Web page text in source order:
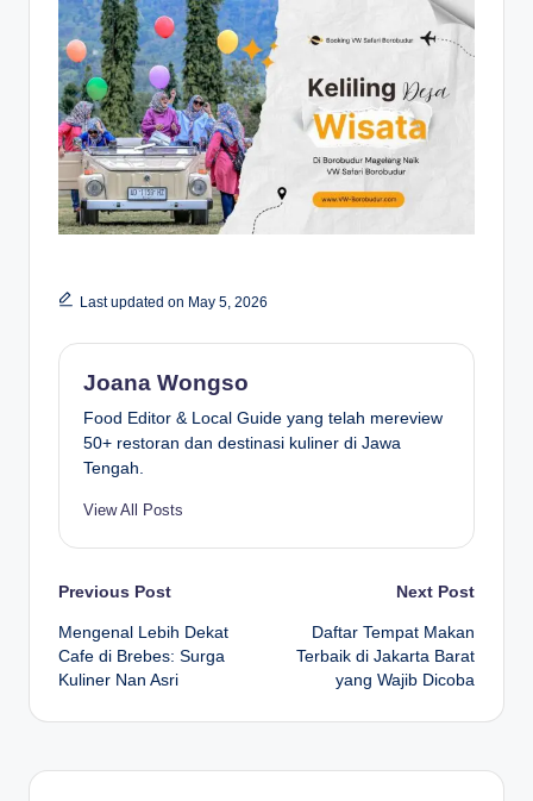
Last updated on May 5, 2026
Joana Wongso
Food Editor & Local Guide yang telah mereview
50+ restoran dan destinasi kuliner di Jawa
Tengah.
View All Posts
Post
navigation
Previous Post
Mengenal Lebih Dekat
Cafe di Brebes: Surga
Kuliner Nan Asri
Next Post
Daftar Tempat Makan
Terbaik di Jakarta Barat
yang Wajib Dicoba